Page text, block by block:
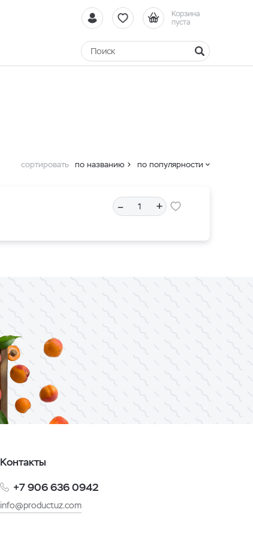
Корзина
пуста
сортировать по названию по популярности
– +
Контакты
+7 906 636 0942
info@productuz.com